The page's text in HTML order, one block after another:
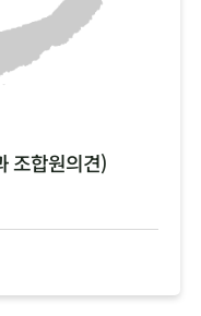
조합원의견)